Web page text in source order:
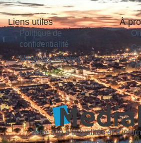
Liens utiles
Politique de
confidentialité
Mentions légales
Contact
À
Votre site d'actualités et